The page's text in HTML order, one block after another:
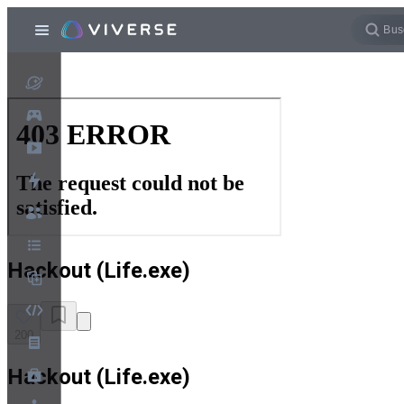
Hackout (Life.exe)
200
Hackout (Life.exe)